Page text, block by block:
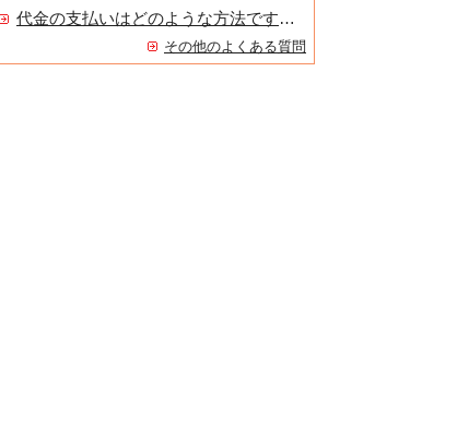
代金の支払いはどのような方法ですか？
その他のよくある質問